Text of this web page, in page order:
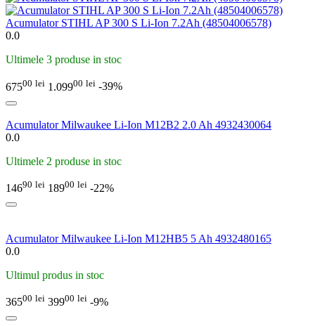
Acumulator STIHL AP 300 S Li-Ion 7.2Ah (48504006578)
0.0
Ultimele 3 produse in stoc
67500 lei 1.09900 lei -39%
Acumulator Milwaukee Li-Ion M12B2 2.0 Ah 4932430064
0.0
Ultimele 2 produse in stoc
14690 lei 18900 lei -22%
Acumulator Milwaukee Li-Ion M12HB5 5 Ah 4932480165
0.0
Ultimul produs in stoc
36500 lei 39900 lei -9%